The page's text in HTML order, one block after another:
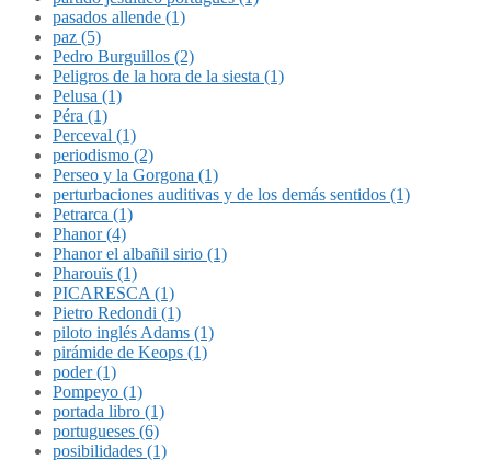
pasados allende (1)
paz (5)
Pedro Burguillos (2)
Peligros de la hora de la siesta (1)
Pelusa (1)
Péra (1)
Perceval (1)
periodismo (2)
Perseo y la Gorgona (1)
perturbaciones auditivas y de los demás sentidos (1)
Petrarca (1)
Phanor (4)
Phanor el albañil sirio (1)
Pharouïs (1)
PICARESCA (1)
Pietro Redondi (1)
piloto inglés Adams (1)
pirámide de Keops (1)
poder (1)
Pompeyo (1)
portada libro (1)
portugueses (6)
posibilidades (1)